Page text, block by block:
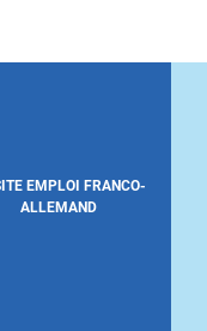
EMPLOI FRANCO-
ALLEMAND